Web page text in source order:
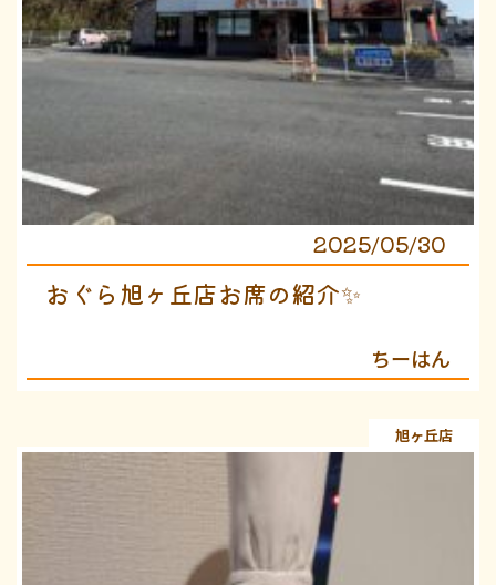
2025/05/30
おぐら旭ヶ丘店お席の紹介✨️
ちーはん
旭ヶ丘店